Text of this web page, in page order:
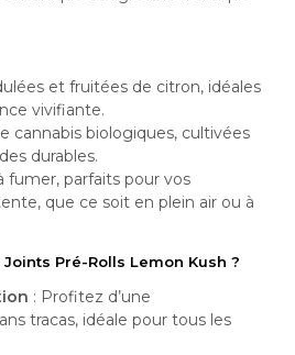
et fruitées de citron, idéales
vivifiante.
cannabis biologiques, cultivées
durables.
fumer, parfaits pour vos
que ce soit en plein air ou à
Pré-Rolls Lemon Kush ?
: Profitez d’une
tracas, idéale pour tous les